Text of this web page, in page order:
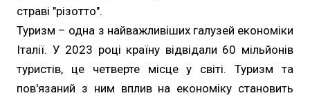
страві "різотто".
Туризм – одна з найважливіших галузей економіки
Італії. У 2023 році країну відвідали 60 мільйонів
туристів, це четверте місце у світі. Туризм та
пов'язаний з ним вплив на економіку становить